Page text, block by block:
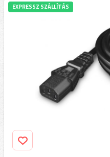
EXPRESSZ SZÁLLÍTÁS